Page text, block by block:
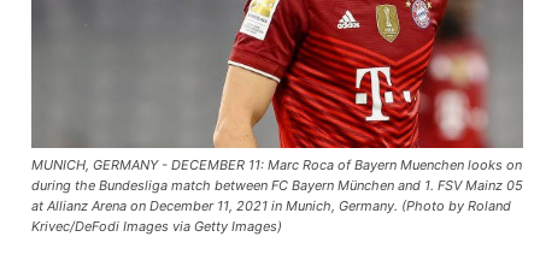
MUNICH, GERMANY - DECEMBER 11: Marc Roca of Bayern Muenchen looks on
during the Bundesliga match between FC Bayern München and 1. FSV Mainz 05
at Allianz Arena on December 11, 2021 in Munich, Germany. (Photo by Roland
Krivec/DeFodi Images via Getty Images)